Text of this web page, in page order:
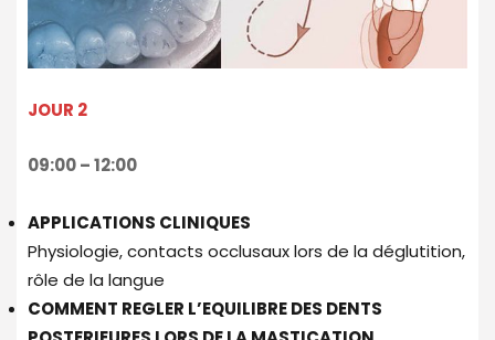
JOUR 2
09:00 – 12:00
APPLICATIONS CLINIQUES
Physiologie, contacts occlusaux lors de la déglutition,
rôle de la langue
COMMENT REGLER L’EQUILIBRE DES DENTS